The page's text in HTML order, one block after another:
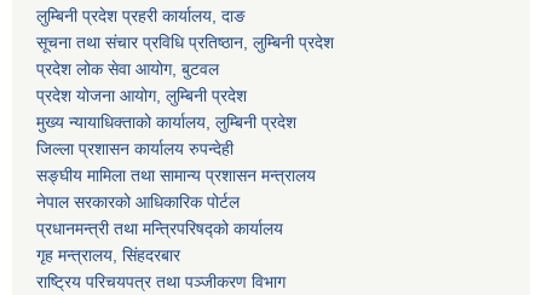
लुम्बिनी प्रदेश प्रहरी कार्यालय, दाङ
सूचना तथा संचार प्रविधि प्रतिष्ठान, लुम्बिनी प्रदेश
प्रदेश लोक सेवा आयोग, बुटवल
प्रदेश योजना आयोग, लुम्बिनी प्रदेश
मुख्य न्यायाधिक्ताको कार्यालय, लुम्बिनी प्रदेश
जिल्ला प्रशासन कार्यालय रुपन्देही
सङ्घीय मामिला तथा सामान्य प्रशासन मन्त्रालय
नेपाल सरकारको आधिकारिक पोर्टल
प्रधानमन्त्री तथा मन्त्रिपरिषद्को कार्यालय
गृह मन्त्रालय, सिंहदरबार
राष्ट्रिय परिचयपत्र तथा पञ्जीकरण विभाग